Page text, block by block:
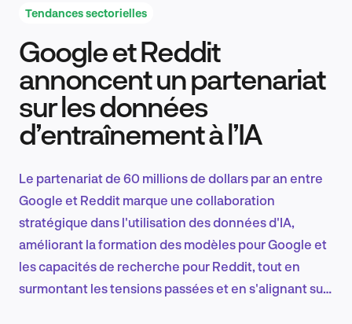
Recherche et conception produit
Tendances sectorielles
EN
FR
Tendances sectorielles
Google et Reddit
annoncent un partenariat
sur les données
d’entraînement à l’IA
Le partenariat de 60 millions de dollars par an entre
Google et Reddit marque une collaboration
stratégique dans l'utilisation des données d'IA,
améliorant la formation des modèles pour Google et
les capacités de recherche pour Reddit, tout en
surmontant les tensions passées et en s'alignant sur